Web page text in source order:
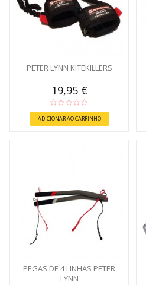
PETER LYNN KITEKILLERS
19,95 €
ADICIONAR AO CARRINHO
PEGAS DE 4 LINHAS PETER
LYNN